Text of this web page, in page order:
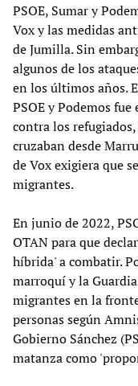
PSOE, Sumar y
Vox y las medidas
de Jumilla. Sin
algunos de los
en los últimos años.
PSOE y Podemos
contra los
cruzaban desde
de Vox exigiera que
migrantes.
En junio de 2022,
OTAN para que
híbrida' a combatir.
marroquí y la
migrantes en la
personas según
Gobierno Sánchez
matanza como